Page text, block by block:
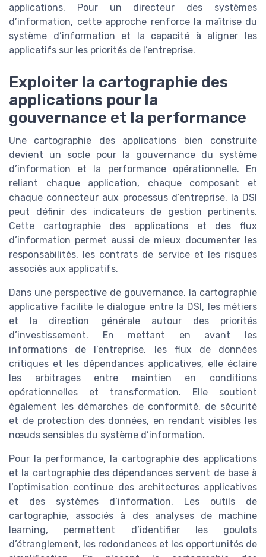
applications. Pour un directeur des systèmes
d’information, cette approche renforce la maîtrise du
système d’information et la capacité à aligner les
applicatifs sur les priorités de l’entreprise.
Exploiter la cartographie des
applications pour la
gouvernance et la performance
Une cartographie des applications bien construite
devient un socle pour la gouvernance du système
d’information et la performance opérationnelle. En
reliant chaque application, chaque composant et
chaque connecteur aux processus d’entreprise, la DSI
peut définir des indicateurs de gestion pertinents.
Cette cartographie des applications et des flux
d’information permet aussi de mieux documenter les
responsabilités, les contrats de service et les risques
associés aux applicatifs.
Dans une perspective de gouvernance, la cartographie
applicative facilite le dialogue entre la DSI, les métiers
et la direction générale autour des priorités
d’investissement. En mettant en avant les
informations de l’entreprise, les flux de données
critiques et les dépendances applicatives, elle éclaire
les arbitrages entre maintien en conditions
opérationnelles et transformation. Elle soutient
également les démarches de conformité, de sécurité
et de protection des données, en rendant visibles les
nœuds sensibles du système d’information.
Pour la performance, la cartographie des applications
et la cartographie des dépendances servent de base à
l’optimisation continue des architectures applicatives
et des systèmes d’information. Les outils de
cartographie, associés à des analyses de machine
learning, permettent d’identifier les goulots
d’étranglement, les redondances et les opportunités de